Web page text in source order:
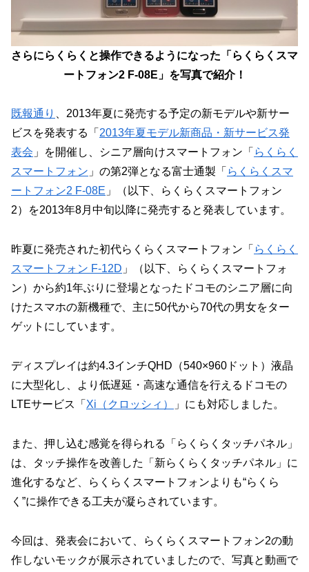
さらにらくらくと操作できるようになった「らくらくスマ
ートフォン2 F-08E」を写真で紹介！
既報通り 、2013年夏に発売する予定の新モデルや新サー
ビスを発表する「 2013年夏モデル新商品・新サービス発
表会 」を開催し、シニア層向けスマートフォン「 らくらく
スマートフォン 」の第2弾となる富士通製「 らくらくスマ
ートフォン2 F-08E 」（以下、らくらくスマートフォン
2）を2013年8月中旬以降に発売すると発表しています。
昨夏に発売された初代らくらくスマートフォン「 らくらく
スマートフォン F-12D 」（以下、らくらくスマートフォ
ン）から約1年ぶりに登場となったドコモのシニア層に向
けたスマホの新機種で、主に50代から70代の男女をター
ゲットにしています。
ディスプレイは約4.3インチQHD（540×960ドット）液晶
に大型化し、より低遅延・高速な通信を行えるドコモの
LTEサービス「 Xi（クロッシィ） 」にも対応しました。
また、押し込む感覚を得られる「らくらくタッチパネル」
は、タッチ操作を改善した「新らくらくタッチパネル」に
進化するなど、らくらくスマートフォンよりも“らくら
く”に操作できる工夫が凝らされています。
今回は、発表会において、らくらくスマートフォン2の動
作しないモックが展示されていましたので、写真と動画で